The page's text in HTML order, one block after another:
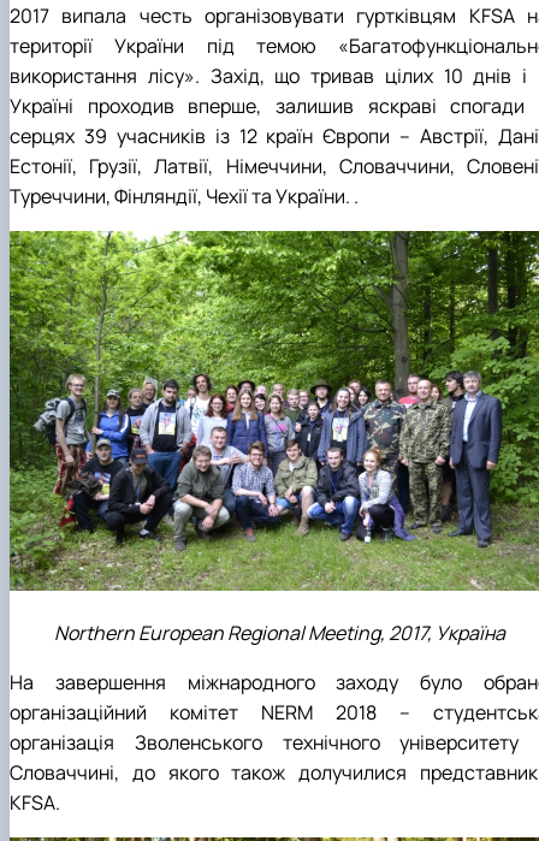
2017 випала честь організовувати гуртківцям KFSA
території України під темою
використання лісу». Захід, що тривав цілих 10 днів і
Україні проходив вперше, залишив яскраві спогади
серцях 39 учасників із 12 країн Європи – Австрії,
Естонії, Грузії, Латвії, Німеччини, Словаччини,
Туреччини, Фінляндії, Чехії та України. .
Northern European Regional Meeting, 2017, Україна
На завершення міжнародного заходу було
організаційний комітет NERM 2018 –
організація Зволенського технічного університету
Словаччині, до якого також долучилися
KFSA.